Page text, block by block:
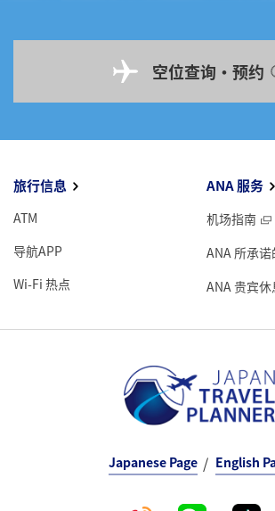
空位查询・预约
旅行信息
ATM
导航APP
Wi-Fi 热点
ANA 服务
机场指南
ANA 所承
ANA 贵宾休
Japanese Page English